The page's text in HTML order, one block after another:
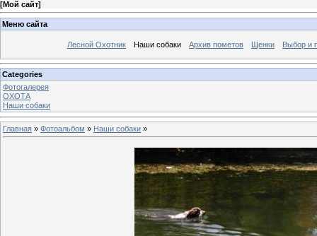
[Мой сайт]
Меню сайта
Лесной Охотник Наши собаки Архив пометов Щенки Выбор и
Categories
Фотогалерея
ОХОТА
Наши собаки
Главная » Фотоальбом » Наши собаки »